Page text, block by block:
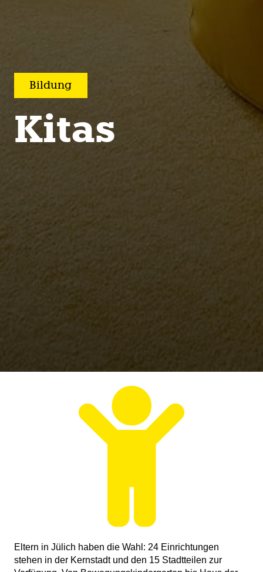
Bildung
Kitas
Eltern in Jülich haben die Wahl: 24 Einrichtungen
stehen in der Kernstadt und den 15 Stadtteilen zur